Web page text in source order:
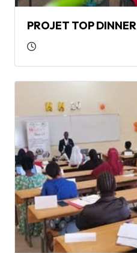
PROJET TOP DINNER